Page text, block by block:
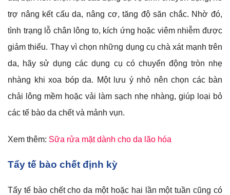
trợ nâng kết cấu da, nâng cơ, tăng độ săn chắc. Nhờ đó,
tình trạng lỗ chân lông to, kích ứng hoặc viêm nhiễm được
giảm thiểu. Thay vì chọn những dụng cụ chà xát mạnh trên
da, hãy sử dụng các dụng cụ có chuyển động tròn nhẹ
nhàng khi xoa bóp da. Một lưu ý nhỏ nên chọn các bàn
chải lông mềm hoặc vải làm sạch nhẹ nhàng, giúp loại bỏ
các tế bào da chết và mảnh vụn.
Xem thêm: Sữa rửa mặt dành cho da lão hóa
Tẩy tế bào chết định kỳ
Tẩy tế bào chết cho da một hoặc hai lần một tuần cũng có